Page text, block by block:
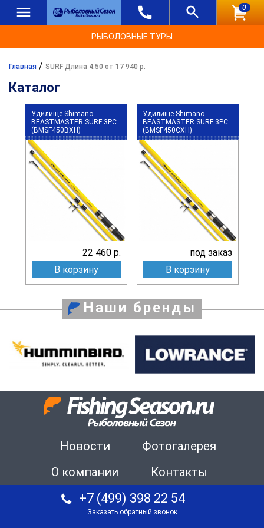
0
РЫБОЛОВНЫЕ ТУРЫ
Главная / SURF Длина 4.50 от 17 940 р.
Каталог
Удилище Shimano
BEASTMASTER SURF 3PC
(BMSF450BXH)
22 460 р.
В корзину
Удилище Shimano
BEASTMASTER SURF 3PC
(BMSF450CXH)
под заказ
В корзину
Наши бренды
Новости
Фотогалерея
О компании
Контакты
+7 (499) 398 22 54
Заказать обратный звонок